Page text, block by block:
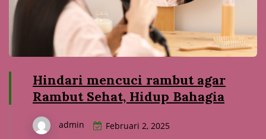
Hindari mencuci rambut agar
Rambut Sehat, Hidup Bahagia
admin Februari 2, 2025